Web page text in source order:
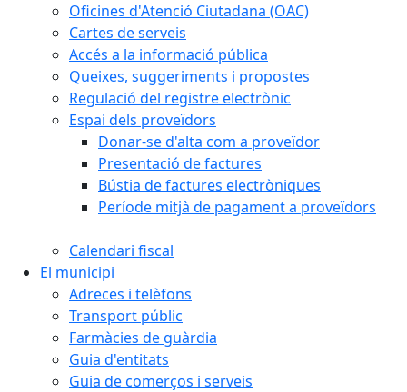
Oficines d'Atenció Ciutadana (OAC)
Cartes de serveis
Accés a la informació pública
Queixes, suggeriments i propostes
Regulació del registre electrònic
Espai dels proveïdors
Donar-se d'alta com a proveïdor
Presentació de factures
Bústia de factures electròniques
Període mitjà de pagament a proveïdors
Calendari fiscal
El municipi
Adreces i telèfons
Transport públic
Farmàcies de guàrdia
Guia d'entitats
Guia de comerços i serveis